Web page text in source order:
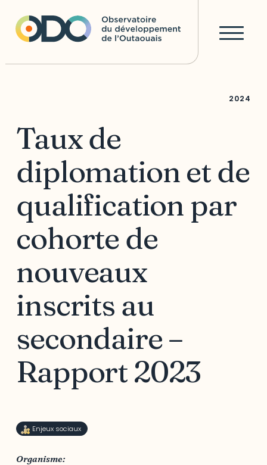
2024
Taux de
diplomation et de
qualification par
cohorte de
nouveaux
inscrits au
secondaire –
Rapport 2023
Enjeux sociaux
Organisme: